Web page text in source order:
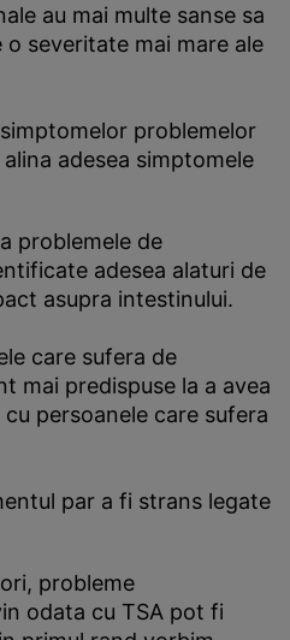
au mai multe sanse sa
severitate mai mare ale
problemelor
adesea simptomele
problemele de
adesea alaturi de
asupra intestinului.
care sufera de
mai predispuse la a avea
persoanele care sufera
par a fi strans legate
probleme
odata cu TSA pot fi